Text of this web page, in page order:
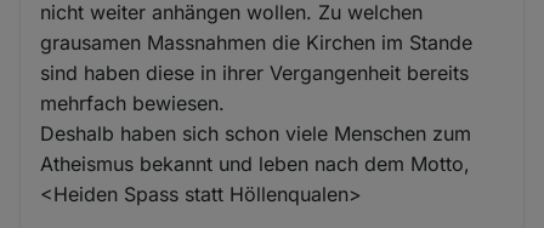
nicht weiter anhängen wollen. Zu welchen
grausamen Massnahmen die Kirchen im Stande
sind haben diese in ihrer Vergangenheit bereits
mehrfach bewiesen.
Deshalb haben sich schon viele Menschen zum
Atheismus bekannt und leben nach dem Motto,
<Heiden Spass statt Höllenqualen>